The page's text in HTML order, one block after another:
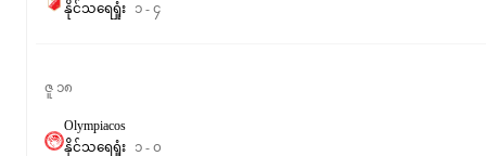
နိုင်သရေရှုံး ၁ - ၄
ဇူ ၁၈
Olympiacos
နိုင်သရေရှုံး ၁- ၀